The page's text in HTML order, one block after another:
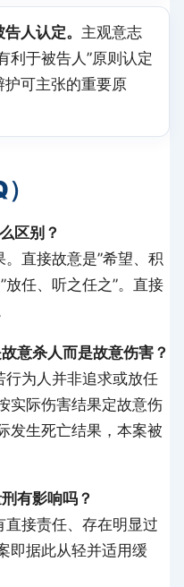
人认定。 主观意志
利于被告人”原则认定
可主张的重要原
区别？
直接故意是”希望、积
放任、听之任之”。直接
意杀人而是故意伤害？
为人并非追求或放任
实际伤害结果定故意伤
发生死亡结果，本案被
有影响吗？
接责任、存在明显过
即据此从轻并适用缓